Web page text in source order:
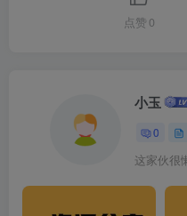
点赞 0
小玉
0
这家伙很